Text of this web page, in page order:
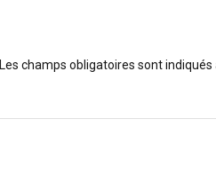
Les champs obligatoires sont indiqués